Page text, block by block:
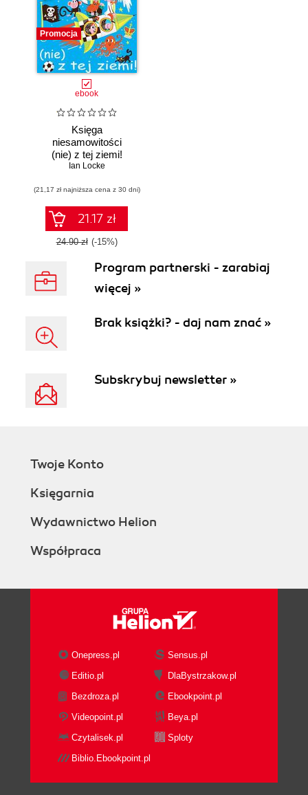
Promocja
ebook
Księga
niesamowitości
(nie) z tej ziemi!
Księga faktów
niezwykłych
Ian Locke
(21,17 zł najniższa cena z 30 dni)
21.17 zł
24.90 zł (-15%)
Program partnerski - zarabiaj
więcej »
Brak książki? - daj nam znać »
Subskrybuj newsletter »
Twoje Konto
Księgarnia
Wydawnictwo Helion
Współpraca
Onepress.pl
Sensus.pl
Editio.pl
DlaBystrzakow.pl
Bezdroza.pl
Ebookpoint.pl
Videopoint.pl
Beya.pl
Czytalisek.pl
Sploty
Biblio.Ebookpoint.pl